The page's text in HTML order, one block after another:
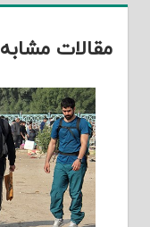
مقالات مشابه